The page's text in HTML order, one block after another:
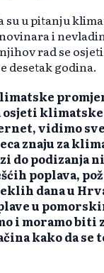
su u pitanju
i
rad se
desetak godina.
osjeti klimatske
vidimo sve
znaju za
do podizanja
poplava,
dana u
u
i moramo
kako da se